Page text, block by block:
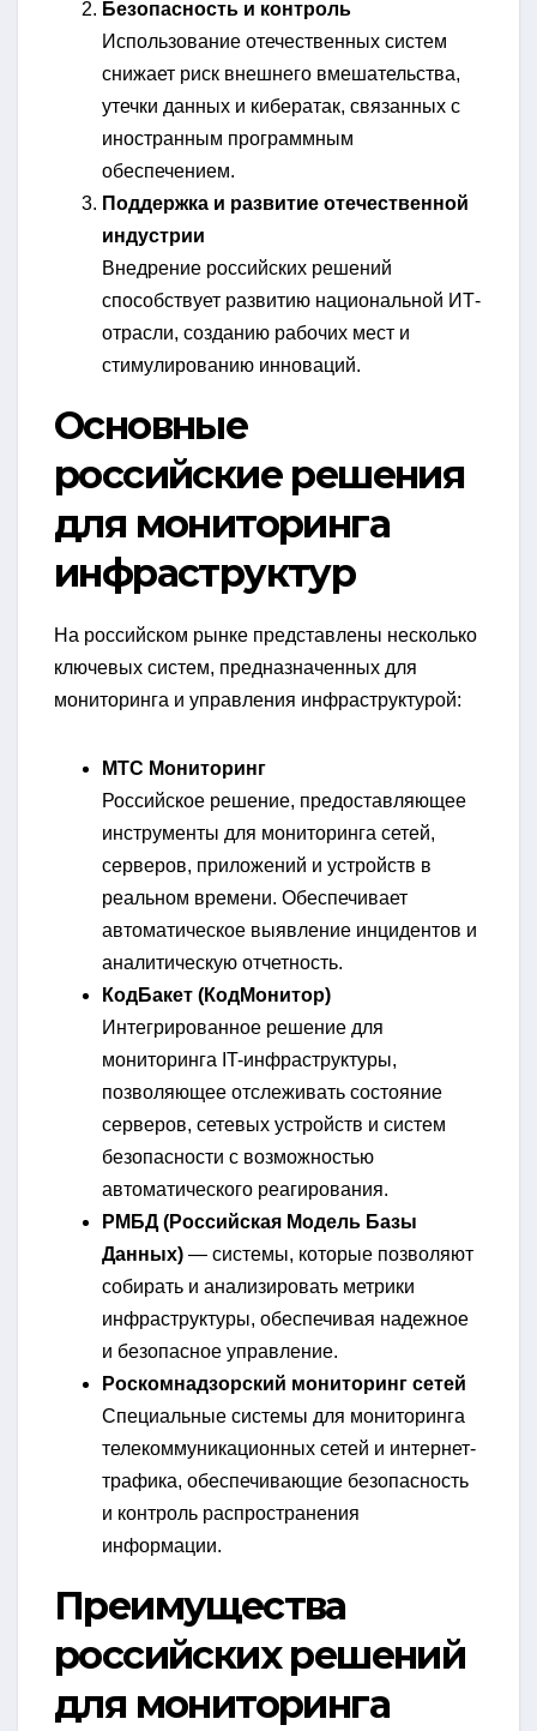
Безопасность и контроль
Использование отечественных систем
снижает риск внешнего вмешательства,
утечки данных и кибератак, связанных с
иностранным программным
обеспечением.
Поддержка и развитие отечественной
индустрии
Внедрение российских решений
способствует развитию национальной ИТ-
отрасли, созданию рабочих мест и
стимулированию инноваций.
Основные
российские решения
для мониторинга
инфраструктур
На российском рынке представлены несколько
ключевых систем, предназначенных для
мониторинга и управления инфраструктурой:
МТС Мониторинг
Российское решение, предоставляющее
инструменты для мониторинга сетей,
серверов, приложений и устройств в
реальном времени. Обеспечивает
автоматическое выявление инцидентов и
аналитическую отчетность.
КодБакет (КодМонитор)
Интегрированное решение для
мониторинга IT-инфраструктуры,
позволяющее отслеживать состояние
серверов, сетевых устройств и систем
безопасности с возможностью
автоматического реагирования.
РМБД (Российская Модель Базы
Данных) — системы, которые позволяют
собирать и анализировать метрики
инфраструктуры, обеспечивая надежное
и безопасное управление.
Роскомнадзорский мониторинг сетей
Специальные системы для мониторинга
телекоммуникационных сетей и интернет-
трафика, обеспечивающие безопасность
и контроль распространения
информации.
Преимущества
российских решений
для мониторинга